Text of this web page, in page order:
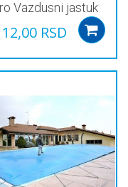
cart
Vazdusni jastuk
RSD